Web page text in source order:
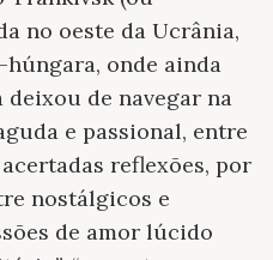
no oeste da Ucrânia,
onde ainda
de navegar na
e passional, entre
reflexões, por
nostálgicos e
de amor lúcido